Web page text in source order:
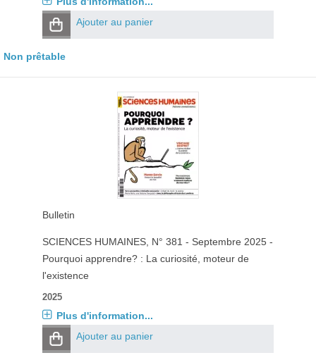
Ajouter au panier
Non prêtable
Bulletin
SCIENCES HUMAINES, N° 381 - Septembre 2025 -
Pourquoi apprendre? : La curiosité, moteur de
l'existence
2025
Plus d'information...
Ajouter au panier